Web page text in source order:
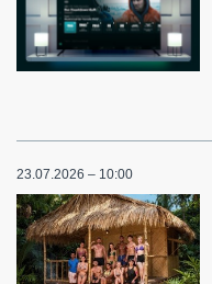
23.07.2026 – 10:00